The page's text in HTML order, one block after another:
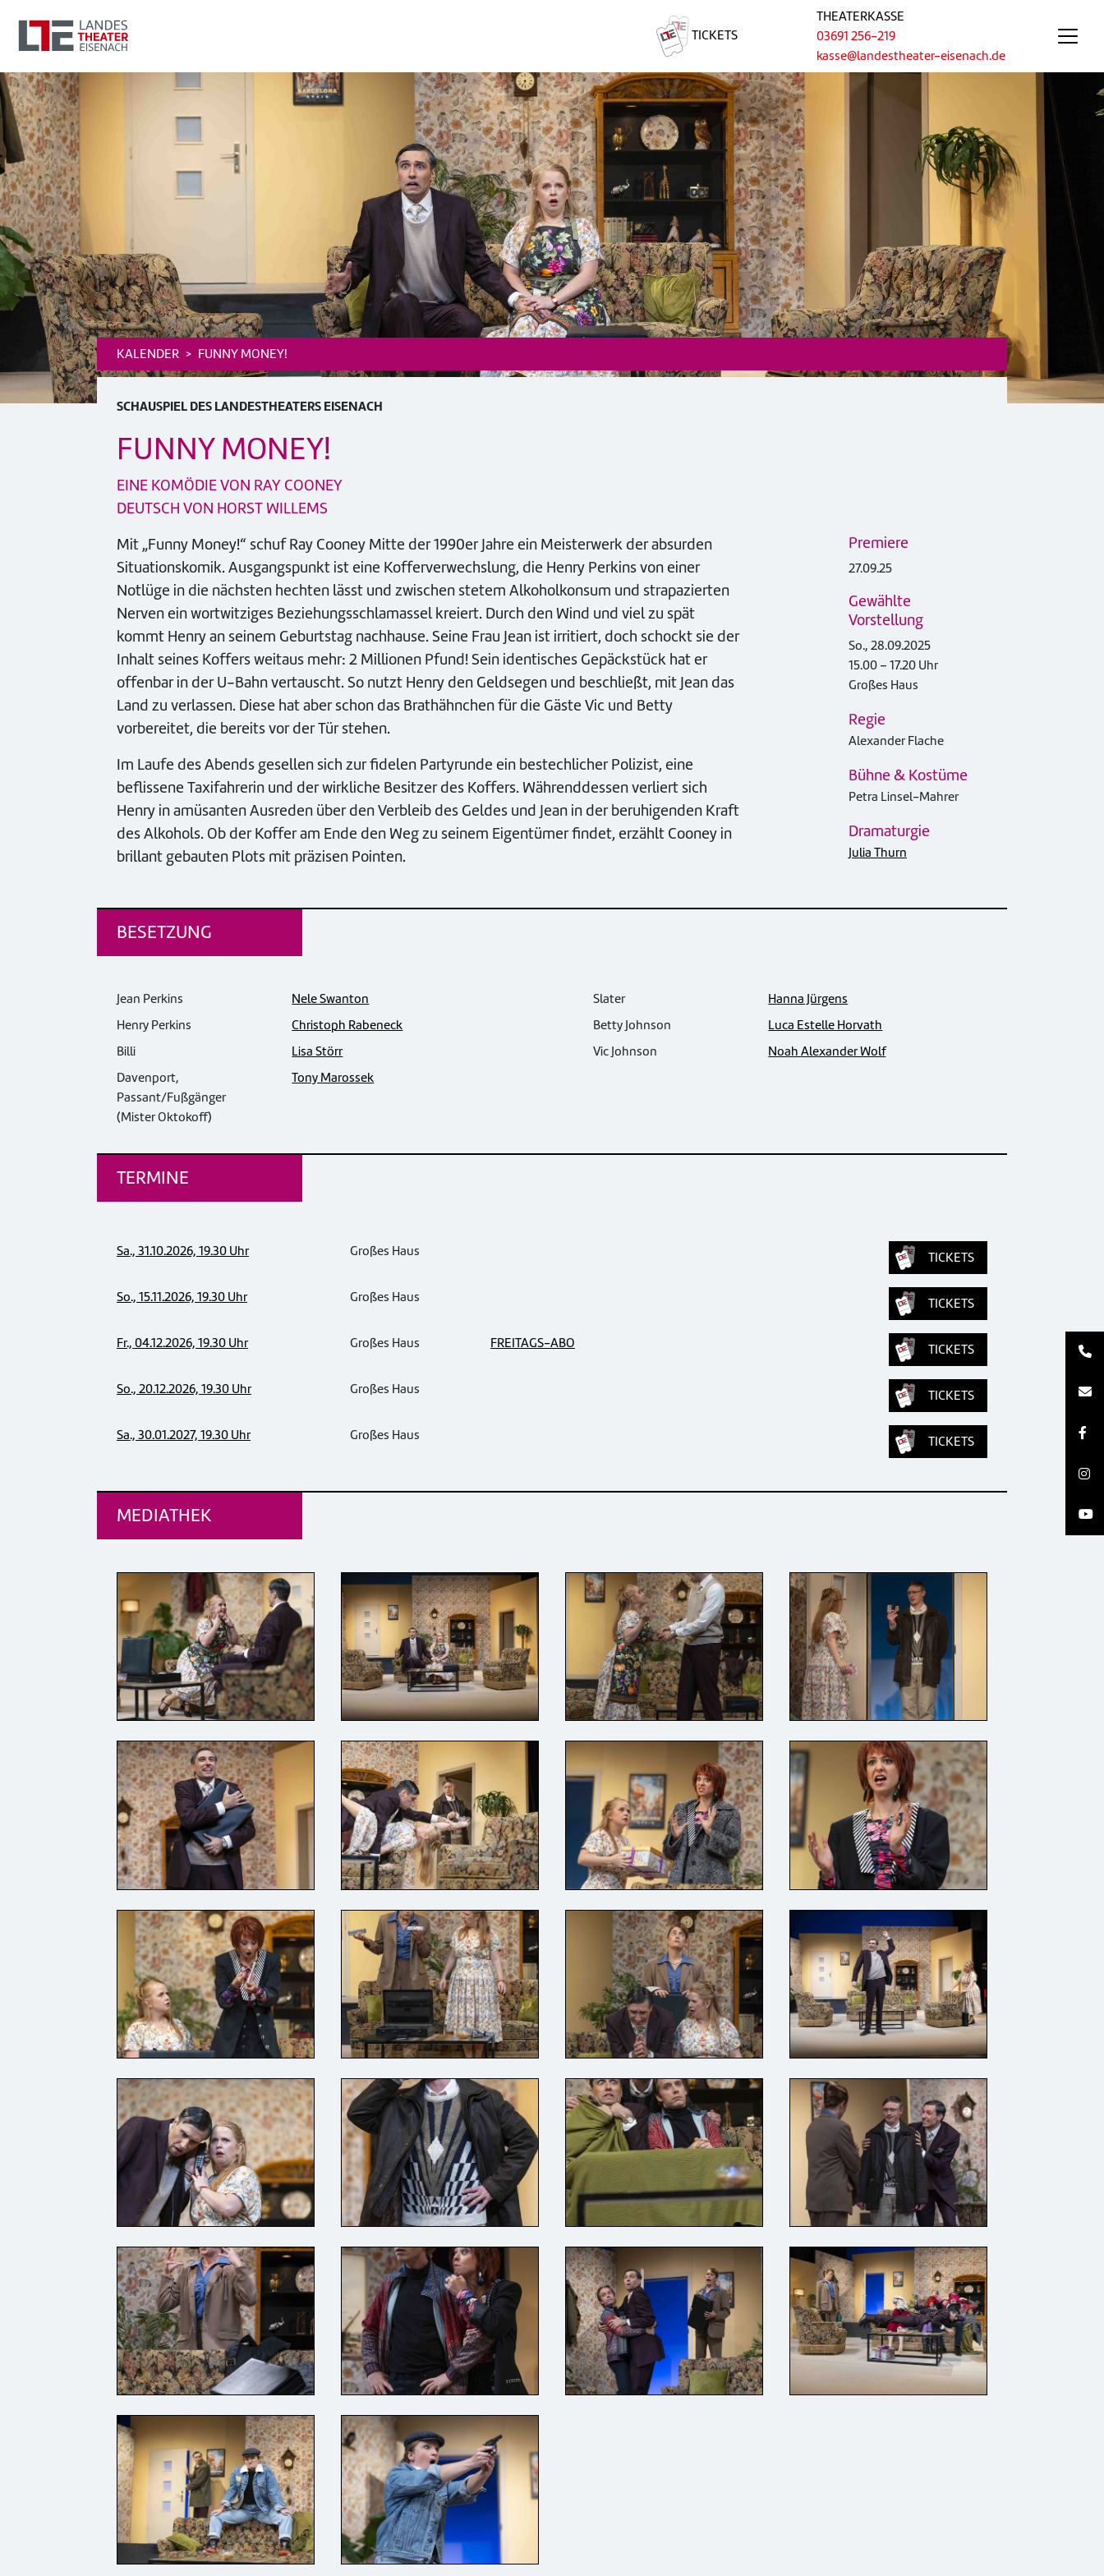
TICKETS
THEATERKASSE
03691 256-219
kasse@landestheater-eisenach.de
KALENDER FUNNY MONEY!
SCHAUSPIEL DES LANDESTHEATERS EISENACH
FUNNY MONEY!
EINE KOMÖDIE VON RAY COONEY
DEUTSCH VON HORST WILLEMS
Mit „Funny Money!“ schuf Ray Cooney Mitte der 1990er Jahre ein Meisterwerk der absurden
Situationskomik. Ausgangspunkt ist eine Kofferverwechslung, die Henry Perkins von einer
Notlüge in die nächsten hechten lässt und zwischen stetem Alkoholkonsum und strapazierten
Nerven ein wortwitziges Beziehungsschlamassel kreiert. Durch den Wind und viel zu spät
kommt Henry an seinem Geburtstag nachhause. Seine Frau Jean ist irritiert, doch schockt sie der
Inhalt seines Koffers weitaus mehr: 2 Millionen Pfund! Sein identisches Gepäckstück hat er
offenbar in der U-Bahn vertauscht. So nutzt Henry den Geldsegen und beschließt, mit Jean das
Land zu verlassen. Diese hat aber schon das Brathähnchen für die Gäste Vic und Betty
vorbereitet, die bereits vor der Tür stehen.
Im Laufe des Abends gesellen sich zur fidelen Partyrunde ein bestechlicher Polizist, eine
beflissene Taxifahrerin und der wirkliche Besitzer des Koffers. Währenddessen verliert sich
Henry in amüsanten Ausreden über den Verbleib des Geldes und Jean in der beruhigenden Kraft
des Alkohols. Ob der Koffer am Ende den Weg zu seinem Eigentümer findet, erzählt Cooney in
brillant gebauten Plots mit präzisen Pointen.
Premiere
27.09.25
Gewählte
Vorstellung
So., 28.09.2025
15.00 – 17.20 Uhr
Großes Haus
Regie
Alexander Flache
Bühne & Kostüme
Petra Linsel-Mahrer
Dramaturgie
Julia Thurn
BESETZUNG
Jean Perkins
Nele Swanton
Henry Perkins
Christoph Rabeneck
Billi
Lisa Störr
Davenport,
Passant/Fußgänger
(Mister Oktokoff)
Tony Marossek
Slater
Hanna Jürgens
Betty Johnson
Luca Estelle Horvath
Vic Johnson
Noah Alexander Wolf
TERMINE
Sa., 31.10.2026, 19.30 Uhr Großes Haus TICKETS
So., 15.11.2026, 19.30 Uhr Großes Haus TICKETS
Fr., 04.12.2026, 19.30 Uhr Großes Haus FREITAGS-ABO TICKETS
So., 20.12.2026, 19.30 Uhr Großes Haus TICKETS
Sa., 30.01.2027, 19.30 Uhr Großes Haus TICKETS
MEDIATHEK